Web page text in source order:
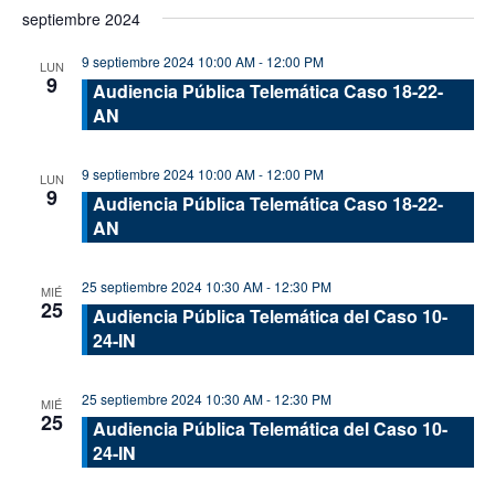
vistas
de
fecha.
septiembre 2024
LUN
9
9 septiembre 2024 10:00 AM- 12:00 PM
Audiencia Pública Telemática Caso 18-22-
AN
LUN
9
9 septiembre 2024 10:00 AM- 12:00 PM
Audiencia Pública Telemática Caso 18-22-
AN
MIÉ
25
25 septiembre 2024 10:30 AM- 12:30 PM
Audiencia Pública Telemática del Caso 10-
24-IN
MIÉ
25
25 septiembre 2024 10:30 AM- 12:30 PM
Audiencia Pública Telemática del Caso 10-
24-IN